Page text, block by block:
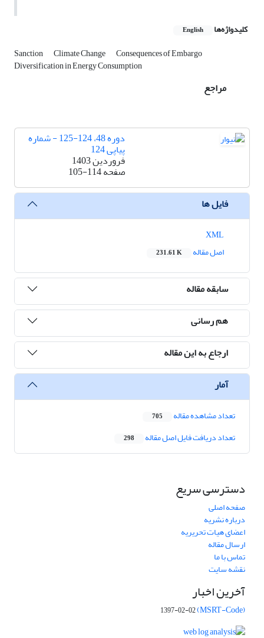
کلیدواژه‌ها English
Sanction Climate Change Consequences of Embargo
Diversification in Energy Consumption
مراجع
دوره 48، 124-125 - شماره
پیاپی 124
فروردین 1403
صفحه105-114
فایل ها
اصل مقاله
231.61 K
سابقه مقاله
هم رسانی
ارجاع به این مقاله
آمار
تعداد مشاهده مقاله 705
تعداد دریافت فایل اصل مقاله 298
دسترسی سریع
صفحه اصلی
درباره نشریه
اعضای هیات تحریریه
ارسال مقاله
تماس با ما
نقشه سایت
آخرین اخبار
(MSRT-Code)
1397-02-02